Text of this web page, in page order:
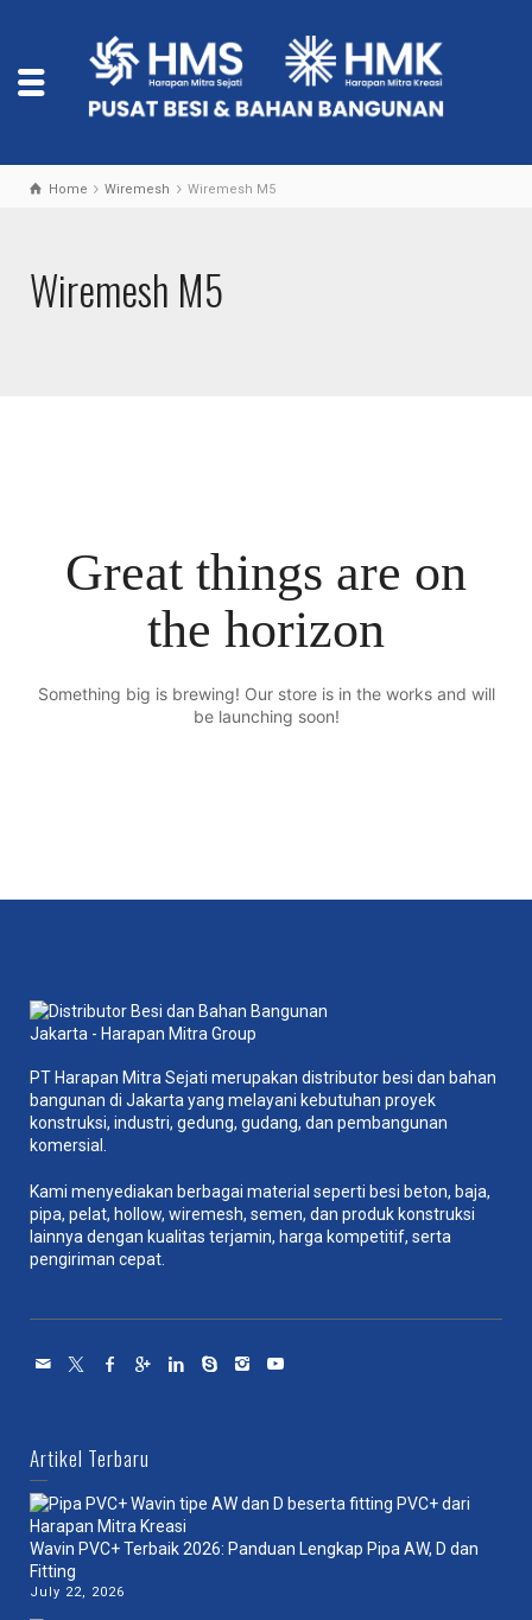
Home Wiremesh Wiremesh M5
Wiremesh M5
Great things are on
the horizon
Something big is brewing! Our store is in the works and will
be launching soon!
PT Harapan Mitra Sejati merupakan distributor besi dan bahan
bangunan di Jakarta yang melayani kebutuhan proyek
konstruksi, industri, gedung, gudang, dan pembangunan
komersial.
Kami menyediakan berbagai material seperti besi beton, baja,
pipa, pelat, hollow, wiremesh, semen, dan produk konstruksi
lainnya dengan kualitas terjamin, harga kompetitif, serta
pengiriman cepat.
Artikel Terbaru
Wavin PVC+ Terbaik 2026: Panduan Lengkap Pipa AW, D dan
Fitting
July 22, 2026